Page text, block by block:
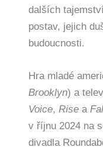
dalších
postav, jejich
budoucnosti.
Hra mladé
Brooklyn) a
Voice, Rise a
v říjnu 2024 na
divadla